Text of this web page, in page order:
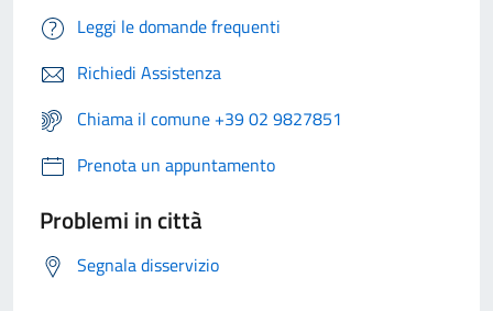
Leggi le domande frequenti
Richiedi Assistenza
Chiama il comune +39 02 9827851
Prenota un appuntamento
Problemi in città
Segnala disservizio